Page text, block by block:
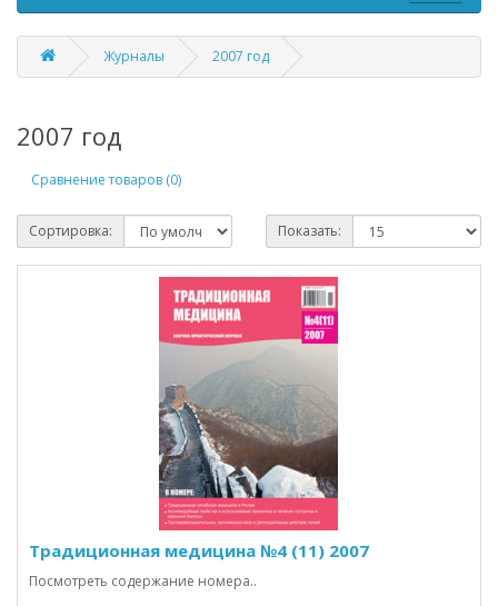
Журналы 2007 год
2007 год
Сравнение товаров (0)
Сортировка: Показать:
Традиционная медицина №4 (11) 2007
Посмотреть содержание номера..